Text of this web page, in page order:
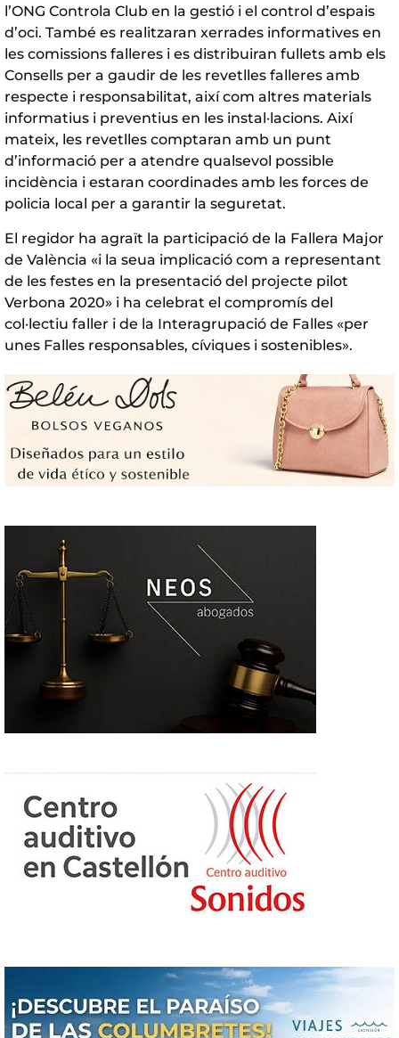
l’ONG Controla Club en la gestió i el control d’espais
d’oci. També es realitzaran xerrades informatives en
les comissions falleres i es distribuiran fullets amb els
Consells per a gaudir de les revetlles falleres amb
respecte i responsabilitat, així com altres materials
informatius i preventius en les instal·lacions. Així
mateix, les revetlles comptaran amb un punt
d’informació per a atendre qualsevol possible
incidència i estaran coordinades amb les forces de
policia local per a garantir la seguretat.
El regidor ha agraït la participació de la Fallera Major
de València «i la seua implicació com a representant
de les festes en la presentació del projecte pilot
Verbona 2020» i ha celebrat el compromís del
col·lectiu faller i de la Interagrupació de Falles «per
unes Falles responsables, cíviques i sostenibles».